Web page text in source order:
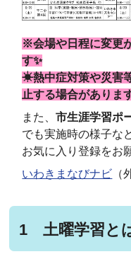
※会場や日程に変更
す✨
☀熱中症対策や災害
止する場合がありま
また、市生涯学習ポ
でも実施時の様子な
お気に入り登録をお
いわきまなびナビ （
1 土曜学習と